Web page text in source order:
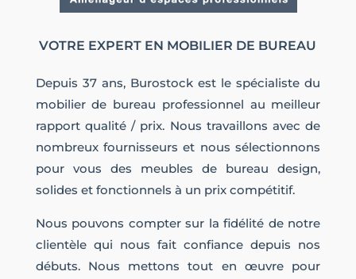
VOTRE EXPERT EN MOBILIER DE BUREAU
Depuis 37 ans, Burostock est le spécialiste du
mobilier de bureau professionnel au meilleur
rapport qualité / prix. Nous travaillons avec de
nombreux fournisseurs et nous sélectionnons
pour vous des meubles de bureau design,
solides et fonctionnels à un prix compétitif.
Nous pouvons compter sur la fidélité de notre
clientèle qui nous fait confiance depuis nos
débuts. Nous mettons tout en œuvre pour